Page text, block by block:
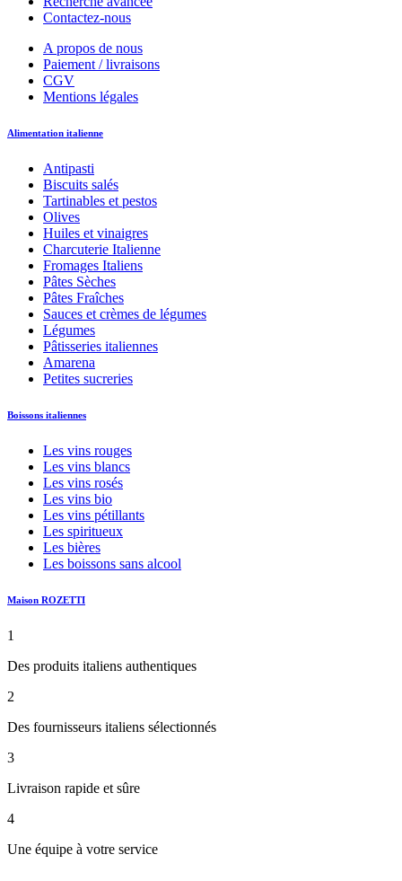
Contactez-nous
A propos de nous
Paiement / livraisons
CGV
Mentions légales
Alimentation italienne
Antipasti
Biscuits salés
Tartinables et pestos
Olives
Huiles et vinaigres
Charcuterie Italienne
Fromages Italiens
Pâtes Sèches
Pâtes Fraîches
Sauces et crèmes de légumes
Légumes
Pâtisseries italiennes
Amarena
Petites sucreries
Boissons italiennes
Les vins rouges
Les vins blancs
Les vins rosés
Les vins bio
Les vins pétillants
Les spiritueux
Les bières
Les boissons sans alcool
Maison ROZETTI
1
Des produits italiens authentiques
2
Des fournisseurs italiens sélectionnés
3
Livraison rapide et sûre
4
Une équipe à votre service